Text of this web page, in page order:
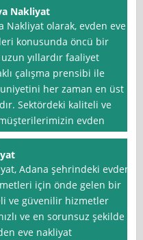
Nakliyat
Nakliyat olarak, evden eve
konusunda öncü bir
yıllardır faaliyet
çalışma prensibi ile
her zaman en üst
Sektördeki kaliteli ve
evden
Adana şehrindeki evden
için önde gelen bir
ve güvenilir hizmetler
ve en sorunsuz şekilde
eve nakliyat